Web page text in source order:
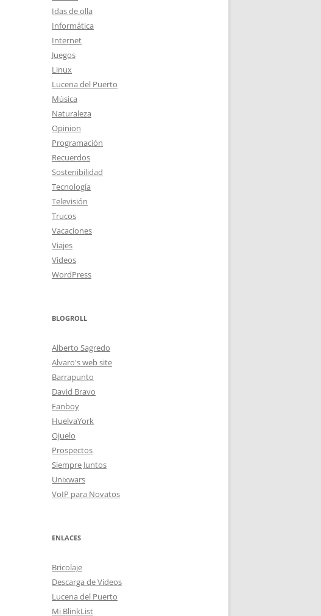
Idas de olla
Informática
Internet
Juegos
Linux
Lucena del Puerto
Música
Naturaleza
Opinion
Programación
Recuerdos
Sostenibilidad
Tecnología
Televisión
Trucos
Vacaciones
Viajes
Videos
WordPress
BLOGROLL
Alberto Sagredo
Alvaro's web site
Barrapunto
David Bravo
Fanboy
HuelvaYork
Ojuelo
Prospectos
Siempre Juntos
Unixwars
VoIP para Novatos
ENLACES
Bricolaje
Descarga de Videos
Lucena del Puerto
Mi BlinkList